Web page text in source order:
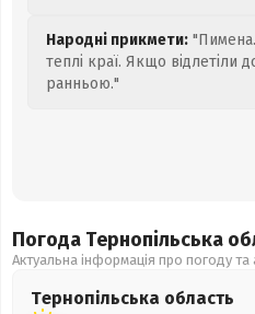
Народні прикмети:
теплі краї. Якщо відлетіли
ранньою."
Погода Тернопільська
Актуальна інформація про погоду
Тернопільська область